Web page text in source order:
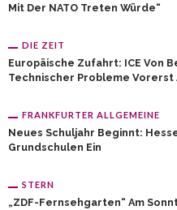
Mit Der NATO Treten Würde“
DIE ZEIT
Europäische Zufahrt: ICE Von
Technischer Probleme Vorerst
FRANKFURTER ALLGEMEINE
Neues Schuljahr Beginnt:
Grundschulen Ein
STERN
„ZDF-Fernsehgarten“ Am